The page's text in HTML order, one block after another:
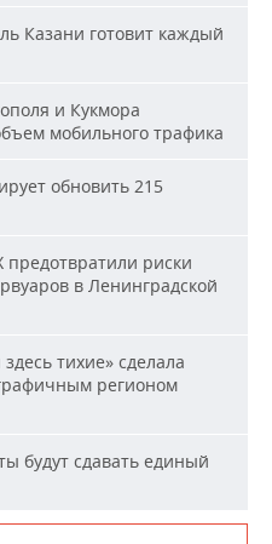
Казани готовит каждый
и Кукмора
мобильного трафика
обновить 215
предотвратили риски
в Ленинградской
тихие» сделала
регионом
будут сдавать единый